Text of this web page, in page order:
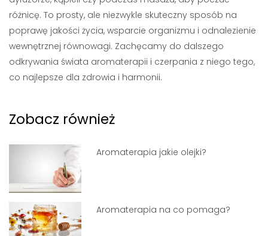
różnicę. To prosty, ale niezwykle skuteczny sposób na
poprawę jakości życia, wsparcie organizmu i odnalezienie
wewnętrznej równowagi. Zachęcamy do dalszego
odkrywania świata aromaterapii i czerpania z niego tego,
co najlepsze dla zdrowia i harmonii.
Zobacz również
Aromaterapia jakie olejki?
Aromaterapia na co pomaga?